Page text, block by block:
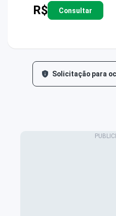
R$ Consultar
Solicitação para